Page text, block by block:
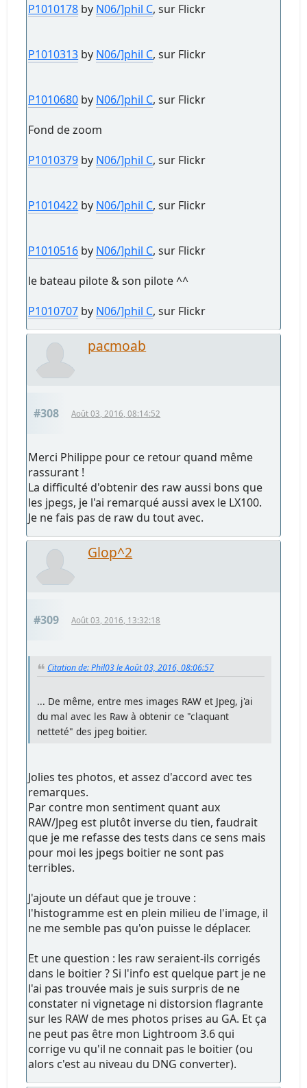
P1010178 by N06/]phil C, sur Flickr
P1010313 by N06/]phil C, sur Flickr
P1010680 by N06/]phil C, sur Flickr
Fond de zoom
P1010379 by N06/]phil C, sur Flickr
P1010422 by N06/]phil C, sur Flickr
P1010516 by N06/]phil C, sur Flickr
le bateau pilote & son pilote ^^
P1010707 by N06/]phil C, sur Flickr
pacmoab
#308 Août 03, 2016, 08:14:52
Merci Philippe pour ce retour quand même
rassurant !
La difficulté d'obtenir des raw aussi bons que
les jpegs, je l'ai remarqué aussi avex le LX100.
Je ne fais pas de raw du tout avec.
Glop^2
#309 Août 03, 2016, 13:32:18
Citation de: Phil03 le Août 03, 2016, 08:06:57
... De même, entre mes images RAW et Jpeg, j'ai
du mal avec les Raw à obtenir ce "claquant
netteté" des jpeg boitier.
Jolies tes photos, et assez d'accord avec tes
remarques.
Par contre mon sentiment quant aux
RAW/Jpeg est plutôt inverse du tien, faudrait
que je me refasse des tests dans ce sens mais
pour moi les jpegs boitier ne sont pas
terribles.
J'ajoute un défaut que je trouve :
l'histogramme est en plein milieu de l'image, il
ne me semble pas qu'on puisse le déplacer.
Et une question : les raw seraient-ils corrigés
dans le boitier ? Si l'info est quelque part je ne
l'ai pas trouvée mais je suis surpris de ne
constater ni vignetage ni distorsion flagrante
sur les RAW de mes photos prises au GA. Et ça
ne peut pas être mon Lightroom 3.6 qui
corrige vu qu'il ne connait pas le boitier (ou
alors c'est au niveau du DNG converter).